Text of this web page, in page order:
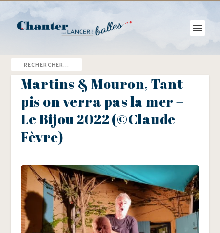
Martins & Mouron, Tant
pis on verra pas la mer –
Le Bijou 2022 (©Claude
Fèvre)